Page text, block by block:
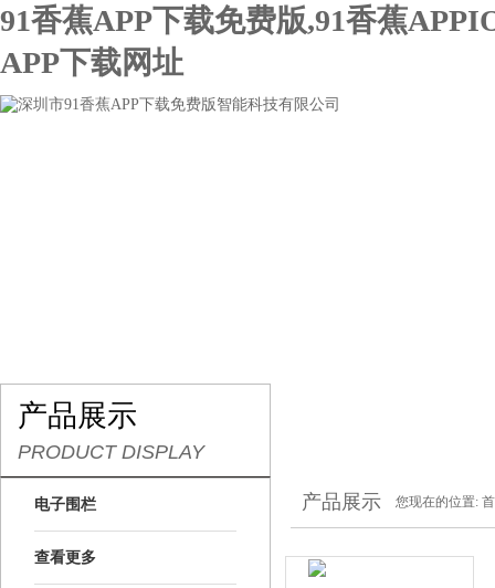
91香蕉APP下载免费版,91香蕉
APP下载网址
产品展示
PRODUCT DISPLAY
电子围栏
查看更多
产品展示 您现在的位置: